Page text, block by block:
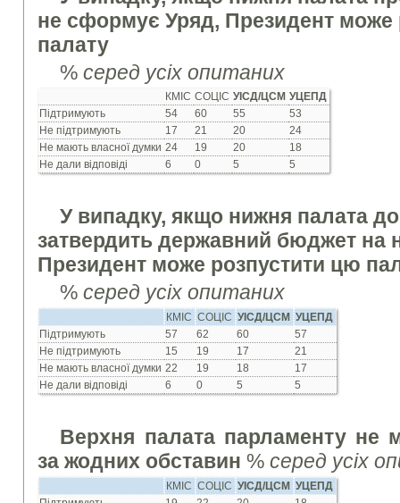
не сформує Уряд, Президент може
палату
%серед усіх опитаних
КМІС СОЦІС УІСД/ЦСМ УЦЕПД
Підтримують
54 60 55
53
Не підтримують
17 21 20
24
Не мають власної думки 24 19 20
18
Не дали відповіді
6 0 5 5
У випадку, якщо нижня палата
затвердить державний бюджет на
Президент може розпустити цю
%серед усіх опитаних
КМІС СОЦІС УІСД/ЦСМ
УЦЕПД
Підтримують
57 62 60
57
Не підтримують
15 19 17
21
Не мають власної думки 22 19 18
17
Не дали відповіді
6 0 5 5
Верхня палата парламенту не
за жодних обставин%серед усіх
КМІС СОЦІС УІСД/ЦСМ
УЦЕПД